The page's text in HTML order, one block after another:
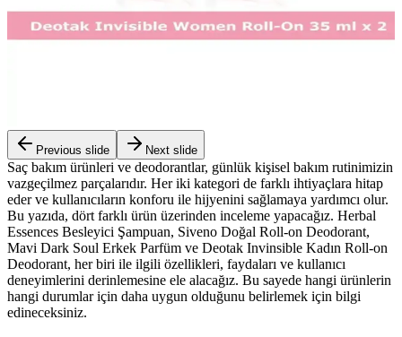
Previous slide Next slide
Saç bakım ürünleri ve deodorantlar, günlük kişisel bakım rutinimizin
vazgeçilmez parçalarıdır. Her iki kategori de farklı ihtiyaçlara hitap
eder ve kullanıcıların konforu ile hijyenini sağlamaya yardımcı olur.
Bu yazıda, dört farklı ürün üzerinden inceleme yapacağız. Herbal
Essences Besleyici Şampuan, Siveno Doğal Roll-on Deodorant,
Mavi Dark Soul Erkek Parfüm ve Deotak Invinsible Kadın Roll-on
Deodorant, her biri ile ilgili özellikleri, faydaları ve kullanıcı
deneyimlerini derinlemesine ele alacağız. Bu sayede hangi ürünlerin
hangi durumlar için daha uygun olduğunu belirlemek için bilgi
edineceksiniz.